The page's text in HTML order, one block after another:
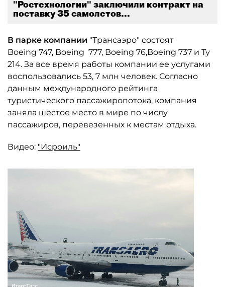
"Ростехнологии" заключили контракт на
поставку 35 самолетов...
В парке компании "Трансаэро" состоят
Boeing 747, Boeing 777, Boeing 76,Boeing 737 и Ту
214. За все время работы компании ее услугами
воспользовались 53, 7 млн человек. Согласно
данным международного рейтинга
туристического пассажиропотока, компания
заняла шестое место в мире по числу
пассажиров, перевезенных к местам отдыха.
Видео: "Исроиль"